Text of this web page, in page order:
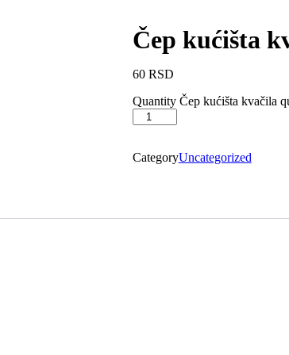
Čep kućišta
60 RSD
Quantity Čep kućišta kvačila
CategoryUncategorized